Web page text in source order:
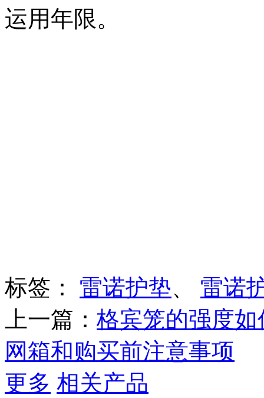
运用年限。
标签： 雷诺护垫、 雷诺
上一篇： 格宾笼的强度如
网箱和购买前注意事项
更多 相关产品